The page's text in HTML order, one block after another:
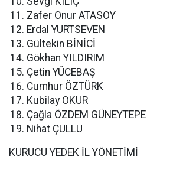
Zafer Onur ATASOY
Erdal YURTSEVEN
Gültekin BİNİCİ
Gökhan YILDIRIM
Çetin YÜCEBAŞ
Cumhur ÖZTÜRK
Kubilay OKUR
Çağla ÖZDEM GÜNEYTEPE
Nihat ÇULLU
KURUCU YEDEK İL YÖNETİMİ